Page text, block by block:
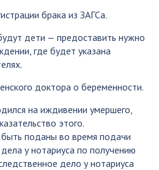
брака из ЗАГСа.
дети — предоставить нужно
где будет указана
доктора о беременности.
на иждивении умершего,
этого.
поданы во время подачи
у нотариуса по получению
дело у нотариуса